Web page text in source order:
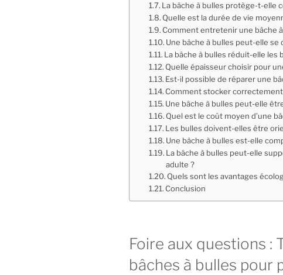
La bâche à bulles protège-t-elle
Quelle est la durée de vie
Comment entretenir une bâche
Une bâche à bulles peut-elle
La bâche à bulles réduit-elle les
Quelle épaisseur choisir pour
Est-il possible de réparer une
Comment stocker
Une bâche à bulles peut-elle
Quel est le coût moyen d’une
Les bulles doivent-elles être
Une bâche à bulles est-elle
La bâche à bulles peut-elle
adulte ?
Quels sont les avantages
Conclusion
Foire aux questions :
bâches à bulles pour